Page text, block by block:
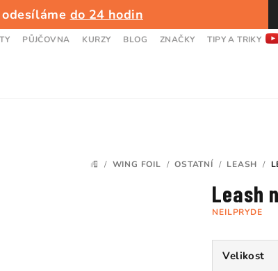
do 24 hodin
PŮJČOVNA KURZY BLOG ZNAČKY TIPY A TRIKY
DOMŮ
/ WING FOIL / OSTATNÍ / LEASH /
NEILPRYDE
Leash
Velikost